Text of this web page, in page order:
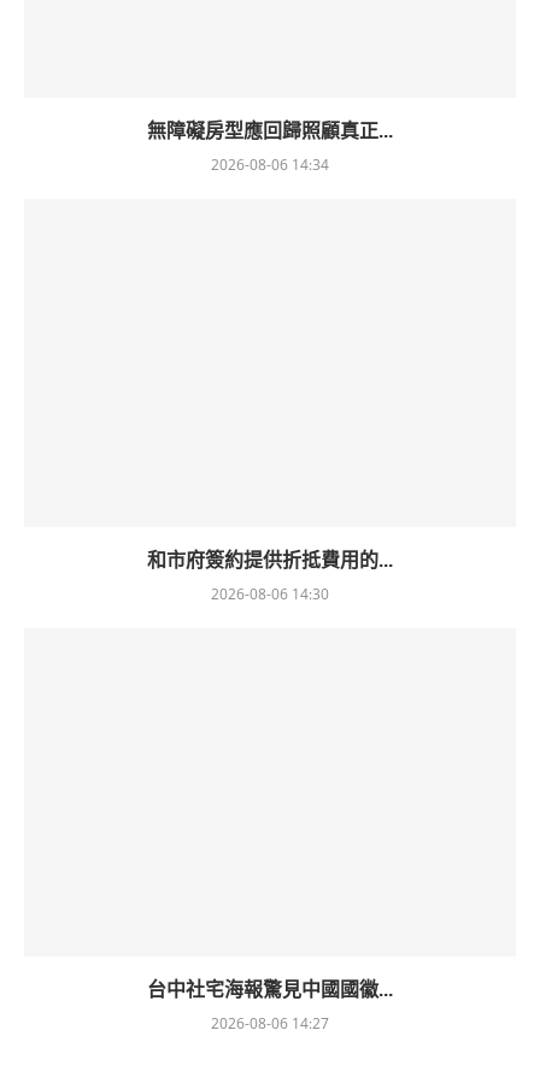
無障礙房型應回歸照顧真正...
2026-08-06 14:34
和市府簽約提供折抵費用的...
2026-08-06 14:30
台中社宅海報驚見中國國徽...
2026-08-06 14:27